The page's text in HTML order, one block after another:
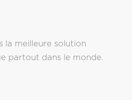
la meilleure solution
partout dans le monde.